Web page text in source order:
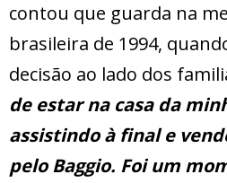
contou que guarda na
brasileira de 1994,
decisão ao lado dos
de estar na casa da
assistindo à final e
pelo Baggio. Foi um